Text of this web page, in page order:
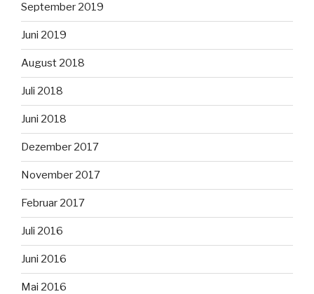
September 2019
Juni 2019
August 2018
Juli 2018
Juni 2018
Dezember 2017
November 2017
Februar 2017
Juli 2016
Juni 2016
Mai 2016